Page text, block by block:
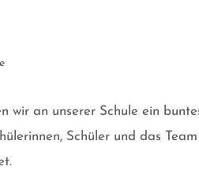
wir an unserer Schule ein
Schüler und das